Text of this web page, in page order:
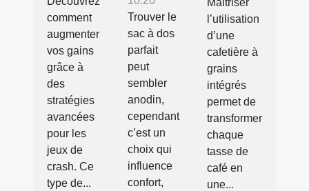
comment
augmenter
vos gains
grâce à
des
stratégies
avancées
pour les
jeux de
crash. Ce
type de...
Trouver le
sac à dos
parfait
peut
sembler
anodin,
cependant
c’est un
choix qui
influence
confort,
l’utilisation
d’une
cafetière à
grains
intégrés
permet de
transformer
chaque
tasse de
café en
une...